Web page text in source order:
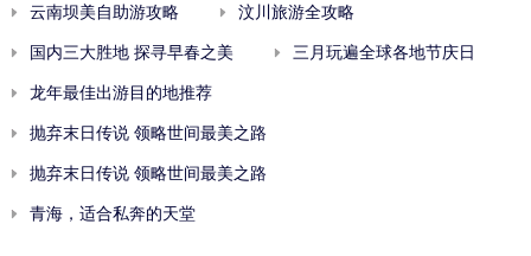
云南坝美自助游攻略 汶川旅游全攻略
国内三大胜地 探寻早春之美 三月玩遍全球各地节庆日
龙年最佳出游目的地推荐
抛弃末日传说 领略世间最美之路
抛弃末日传说 领略世间最美之路
青海，适合私奔的天堂